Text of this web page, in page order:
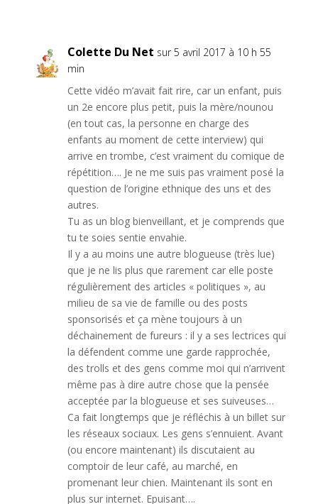
Colette Du Net sur 5 avril 2017 à 10 h 55
min
Cette vidéo m’avait fait rire, car un enfant, puis
un 2e encore plus petit, puis la mère/nounou
(en tout cas, la personne en charge des
enfants au moment de cette interview) qui
arrive en trombe, c’est vraiment du comique de
répétition…. Je ne me suis pas vraiment posé la
question de l’origine ethnique des uns et des
autres.
Tu as un blog bienveillant, et je comprends que
tu te soies sentie envahie.
Il y a au moins une autre blogueuse (très lue)
que je ne lis plus que rarement car elle poste
régulièrement des articles « politiques », au
milieu de sa vie de famille ou des posts
sponsorisés et ça mène toujours à un
déchainement de fureurs : il y a ses lectrices qui
la défendent comme une garde rapprochée,
des trolls et des gens comme moi qui n’arrivent
même pas à dire autre chose que la pensée
acceptée par la blogueuse et ses suiveuses…
Ca fait longtemps que je réfléchis à un billet sur
les réseaux sociaux. Les gens s’ennuient. Avant
(ou encore maintenant) ils discutaient au
comptoir de leur café, au marché, en
promenant leur chien. Maintenant ils sont en
plus sur internet. Epuisant….